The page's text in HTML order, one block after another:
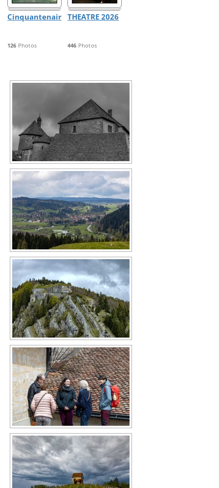
Cinquantenaire
126 Photos
THEATRE 2026
446 Photos